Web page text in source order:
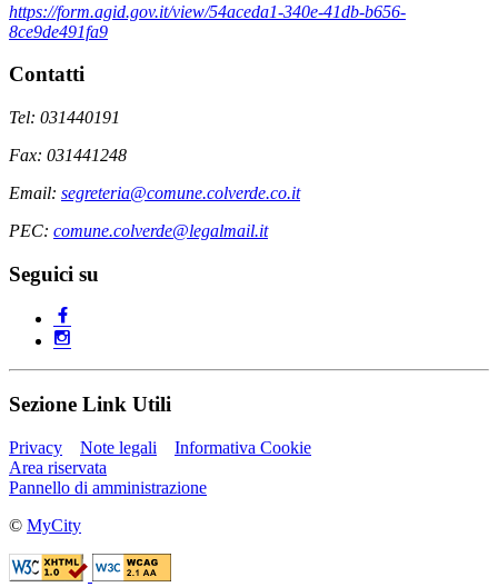
https://form.agid.gov.it/view/54aceda1-340e-41db-b656-
8ce9de491fa9
Contatti
Tel: 031440191
Fax: 031441248
Email: segreteria@comune.colverde.co.it
PEC: comune.colverde@legalmail.it
Seguici su
Sezione Link Utili
Privacy Note legali
Informativa Cookie
Area riservata
Pannello di amministrazione
© MyCity